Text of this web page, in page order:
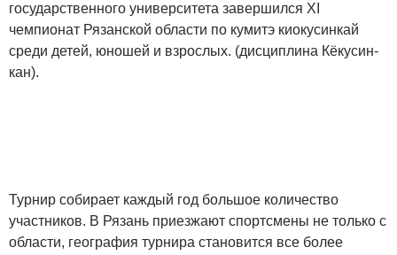
государственного университета завершился ХI
чемпионат Рязанской области по кумитэ киокусинкай
среди детей, юношей и взрослых. (дисциплина Кёкусин-
кан).
Турнир собирает каждый год большое количество
участников. В Рязань приезжают спортсмены не только с
области, география турнира становится все более